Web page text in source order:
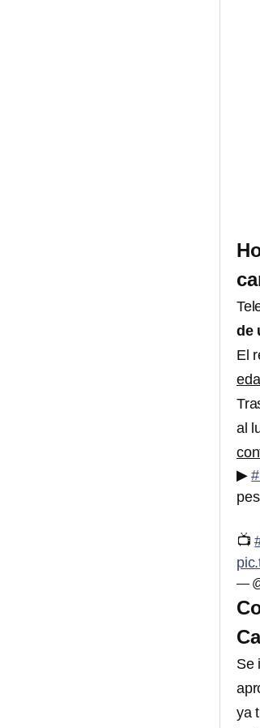
de
El
al
▶
📺
—
Se
ya